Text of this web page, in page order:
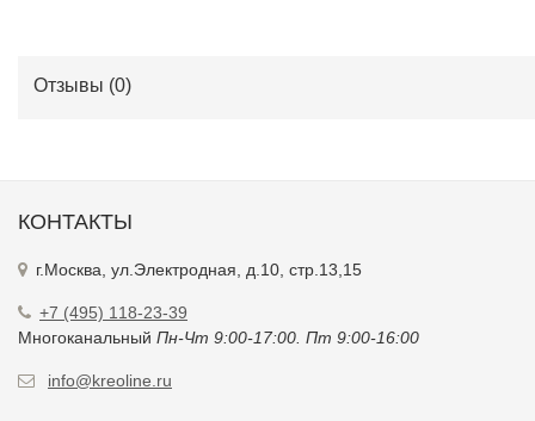
Отзывы (0)
КОНТАКТЫ
г.Москва, ул.Электродная, д.10, стр.13,15
+7 (495) 118-23-39
Многоканальный Пн-Чт 9:00-17:00. Пт 9:00-16:00
info@kreoline.ru